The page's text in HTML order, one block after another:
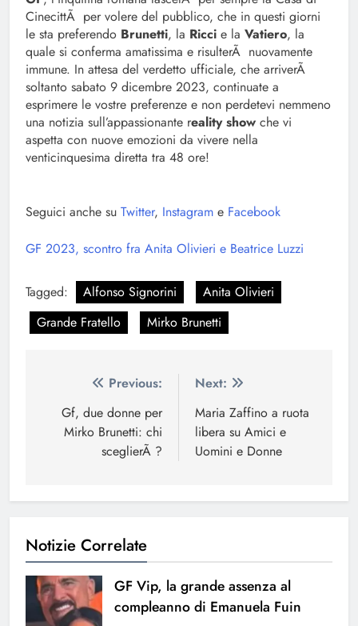
CinecittÃ per volere del pubblico, che in questi giorni
le sta preferendo Brunetti, la Ricci e la Vatiero, la
quale si conferma amatissima e risulterÃ nuovamente
immune. In attesa del verdetto ufficiale, che arriverÃ
soltanto sabato 9 dicembre 2023, continuate a
esprimere le vostre preferenze e non perdetevi nemmeno
una notizia sull’appassionante reality show che vi
aspetta con nuove emozioni da vivere nella
venticinquesima diretta tra 48 ore!
Seguici anche su Twitter, Instagram e Facebook
GF 2023, scontro fra Anita Olivieri e Beatrice Luzzi
Tagged: Alfonso Signorini
Anita Olivieri
Grande Fratello
Mirko Brunetti
Navigazione
articoli
Previous:
Gf, due donne per
Mirko Brunetti: chi
sceglierÃ ?
Next:
Maria Zaffino a ruota
libera su Amici e
Uomini e Donne
Notizie Correlate
GF Vip, la grande assenza al
compleanno di Emanuela Fuin